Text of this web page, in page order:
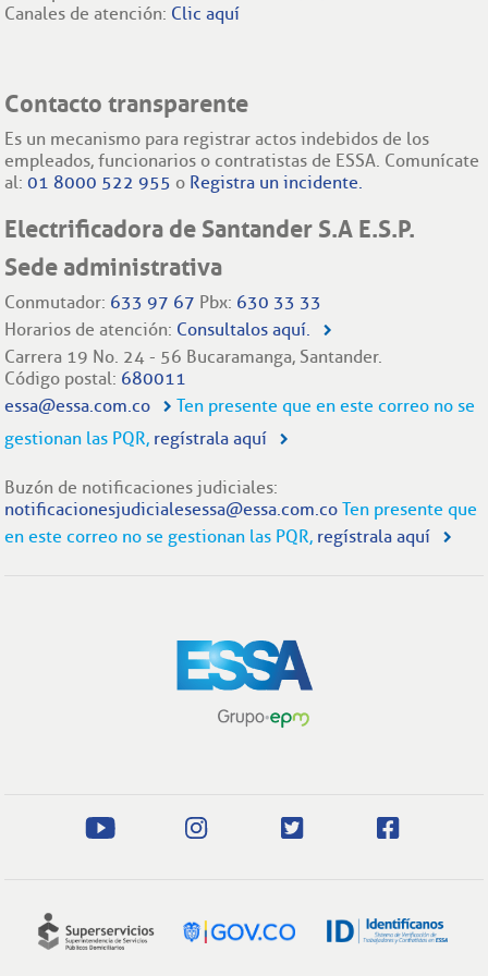
ESSA tiene a disposición de todos los grupos interés la
Línea Ética “Contacto Transparente”.
Politica aprobada en Junta directiva en sesion 484
celebrada el 03 de Mayo de 2016.
Canales de atención: Clic aquí
Contacto transparente
Es un mecanismo para registrar actos indebidos de los
empleados, funcionarios o contratistas de ESSA. Comunícate
al:01 8000 522 955 o Registra un incidente.
Electrificadora de Santander S.A E.S.P.
Sede administrativa
Conmutador: 633 97 67 Pbx: 630 33 33
Horarios de atención: Consultalos aquí.
Carrera 19 No. 24 - 56 Bucaramanga, Santander.
Código postal: 680011
essa@essa.com.co
Ten presente que en este correo no se
gestionan las PQR, regístrala aquí
Buzón de notificaciones judiciales:
notificacionesjudicialesessa@essa.com.co Ten presente que
en este correo no se gestionan las PQR, regístrala aquí